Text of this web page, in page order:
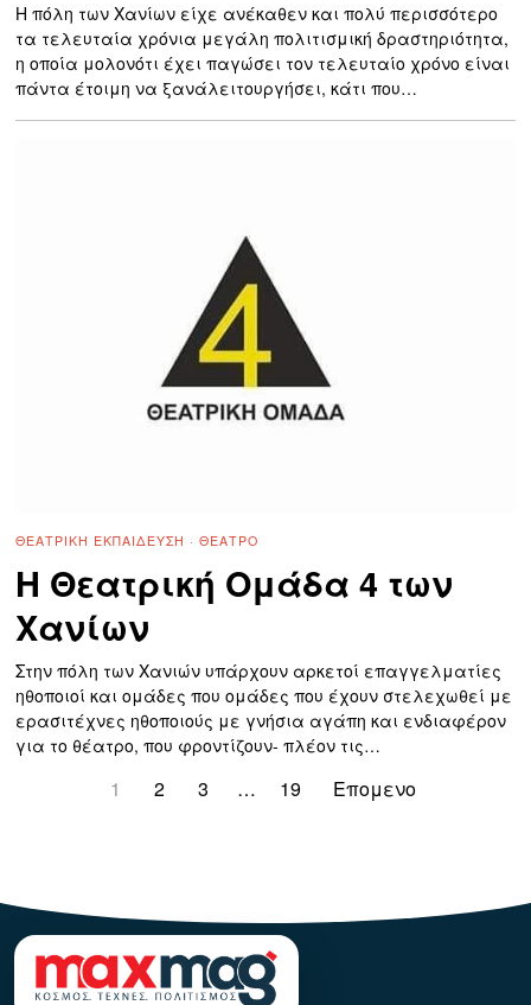
Η πόλη των Χανίων είχε ανέκαθεν και πολύ περισσότερο
τα τελευταία χρόνια μεγάλη πολιτισμική δραστηριότητα,
η οποία μολονότι έχει παγώσει τον τελευταίο χρόνο είναι
πάντα έτοιμη να ξανάλειτουργήσει, κάτι που…
ΘΕΑΤΡΙΚΉ ΕΚΠΑΊΔΕΥΣΗ · ΘΈΑΤΡΟ
Η Θεατρική Ομάδα 4 των
Χανίων
Στην πόλη των Χανιών υπάρχουν αρκετοί επαγγελματίες
ηθοποιοί και ομάδες που ομάδες που έχουν στελεχωθεί με
ερασιτέχνες ηθοποιούς με γνήσια αγάπη και ενδιαφέρον
για το θέατρο, που φροντίζουν- πλέον τις…
1 2 3 … 19 Επομενο